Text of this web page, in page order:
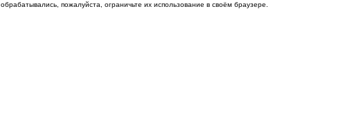
пожалуйста, ограничьте их использование в своём браузере.